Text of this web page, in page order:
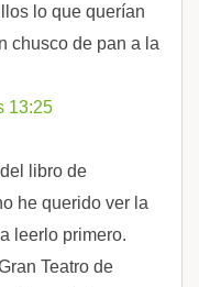
lo que querían
chusco de pan a la
13:25
libro de
he querido ver la
leerlo primero.
Teatro de